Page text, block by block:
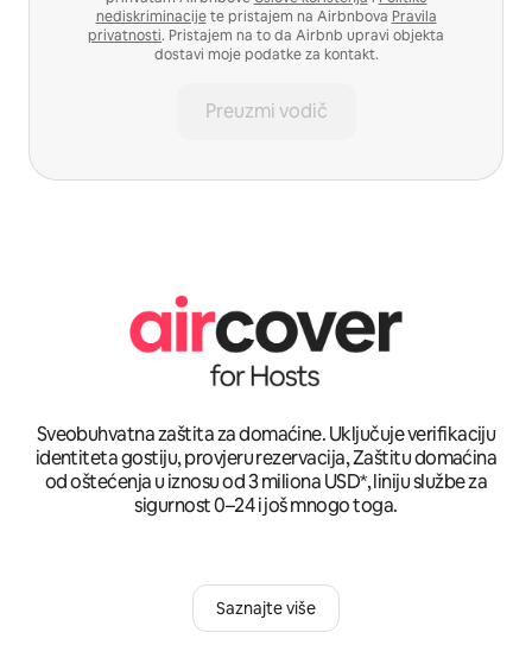
nediskriminacijete pristajem na Airbnbova Pravila
privatnosti. Pristajem na to da Airbnb upravi objekta
dostavi moje podatke za kontakt.
Preuzmi vodič
Sveobuhvatna zaštita za domaćine. Uključuje verifikaciju
identiteta gostiju, provjeru rezervacija, Zaštitu domaćina
od oštećenja u iznosu od 3 miliona USD*, liniju službe za
sigurnost 0–24 i još mnogo toga.
Saznajte više